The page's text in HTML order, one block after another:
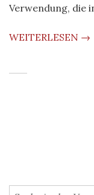
Verwendung, die
WEITERLESEN →
: